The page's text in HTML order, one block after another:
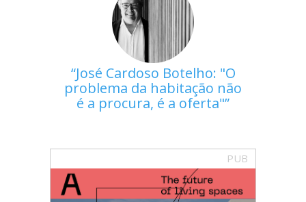
José Cardoso Botelho: "O
problema da habitação não
é a procura, é a oferta"
PUB